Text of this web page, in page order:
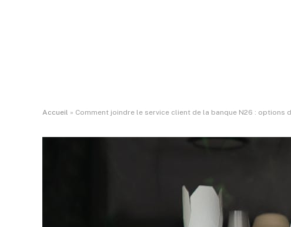
Accueil » Comment joindre le service client de la banque N26 : options